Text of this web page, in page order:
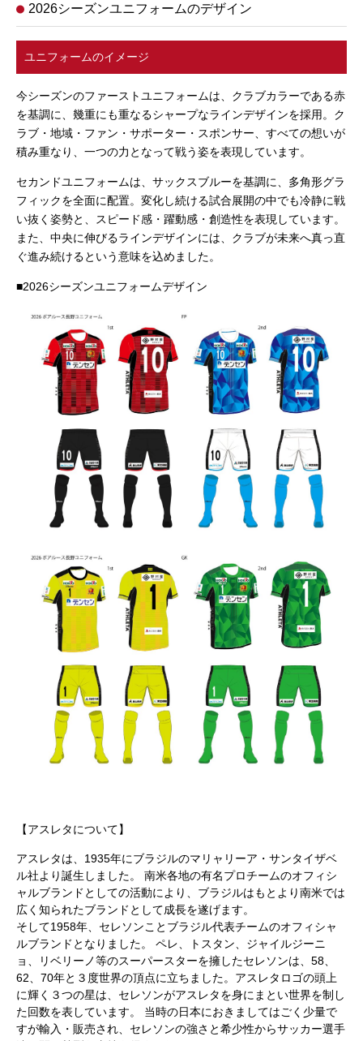
2026シーズンユニフォームのデザイン
ユニフォームのイメージ
今シーズンのファーストユニフォームは、クラブカラーである赤
を基調に、幾重にも重なるシャープなラインデザインを採用。ク
ラブ・地域・ファン・サポーター・スポンサー、すべての想いが
積み重なり、一つの力となって戦う姿を表現しています。
セカンドユニフォームは、サックスブルーを基調に、多角形グラ
フィックを全面に配置。変化し続ける試合展開の中でも冷静に戦
い抜く姿勢と、スピード感・躍動感・創造性を表現しています。
また、中央に伸びるラインデザインには、クラブが未来へ真っ直
ぐ進み続けるという意味を込めました。
■2026シーズンユニフォームデザイン
【アスレタについて】
アスレタは、1935年にブラジルのマリャリーア・サンタイザベ
ル社より誕生しました。 南米各地の有名プロチームのオフィシ
ャルブランドとしての活動により、ブラジルはもとより南米では
広く知られたブランドとして成長を遂げます。
そして1958年、セレソンことブラジル代表チームのオフィシャ
ルブランドとなりました。 ペレ、トスタン、ジャイルジーニ
ョ、リベリーノ等のスーパースターを擁したセレソンは、58、
62、70年と３度世界の頂点に立ちました。アスレタロゴの頭上
に輝く３つの星は、セレソンがアスレタを身にまとい世界を制し
た回数を表しています。 当時の日本におきましてはごく少量で
すが輸入・販売され、セレソンの強さと希少性からサッカー選手